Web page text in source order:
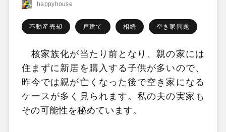
happyhouse
不動産売却 戸建て 相続 空き家問題
核家族化が当たり前となり、親の家には
住まずに新居を購入する子供が多いので、
昨今では親が亡くなった後で空き家になる
ケースが多く見られます。私の夫の実家も
その可能性を秘めています。